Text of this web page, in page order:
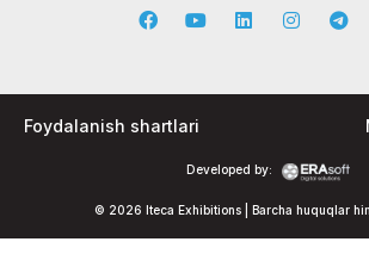
© 2026 Iteca Exhibitions | Barcha huquqlar
Developed by:
Foydalanish shartlari